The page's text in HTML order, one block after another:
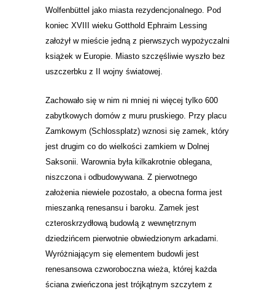
Wolfenbüttel jako miasta rezydencjonalnego. Pod
koniec XVIII wieku Gotthold Ephraim Lessing
założył w mieście jedną z pierwszych wypożyczalni
książek w Europie. Miasto szczęśliwie wyszło bez
uszczerbku z II wojny światowej.
Zachowało się w nim ni mniej ni więcej tylko 600
zabytkowych domów z muru pruskiego. Przy placu
Zamkowym (Schlossplatz) wznosi się zamek, który
jest drugim co do wielkości zamkiem w Dolnej
Saksonii. Warowniabyła kilkakrotnie oblegana,
niszczona i odbudowywana. Z pierwotnego
założenia niewiele pozostało, a obecna forma jest
mieszanką renesansu i baroku. Zamek jest
czteroskrzydłową budowlą z wewnętrznym
dziedzińcem pierwotnie obwiedzionym arkadami.
Wyróżniającym się elementem budowli jest
renesansowa czworoboczna wieża, której każda
ścianazwieńczona jest trójkątnym szczytem z